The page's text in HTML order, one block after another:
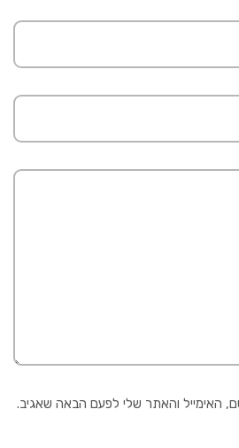
האימייל והאתר שלי לפעם הבאה שאגיב.